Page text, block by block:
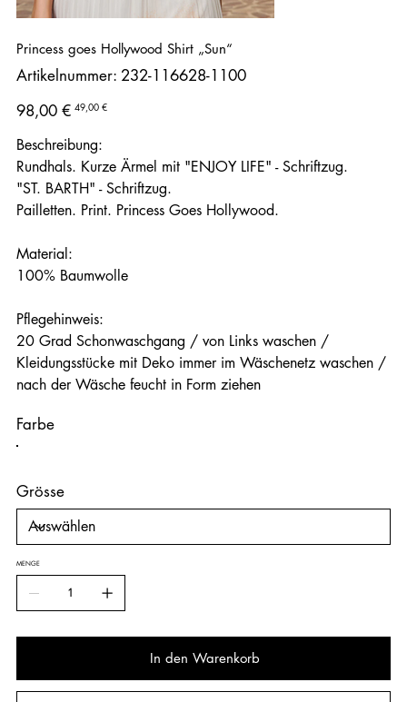
Princess goes Hollywood Shirt „Sun“
Artikelnummer: Artikelnummer:
232-
232-116628-1100
Ursprünglicher
Preis
98,00 € Angebotspreis
49,00 €
Beschreibung:
Rundhals. Kurze Ärmel mit "ENJOY LIFE" - Schriftzug.
"ST. BARTH" - Schriftzug.
Pailletten. Print. Princess Goes Hollywood.
Material:
100% Baumwolle
Pflegehinweis:
20 Grad Schonwaschgang / von Links waschen /
Kleidungsstücke mit Deko immer im Wäschenetz waschen /
nach der Wäsche feucht in Form ziehen
Farbe
Grösse
MENGE
In den Warenkorb